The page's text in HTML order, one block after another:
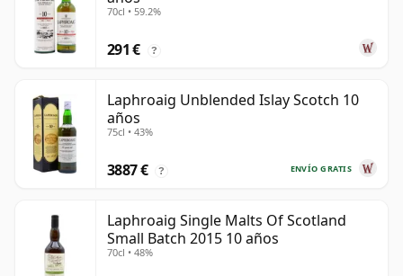
70cl • 59.2%
291 € ?
Laphroaig Unblended Islay Scotch 10
años
75cl • 43%
ENVÍO GRATIS
3887 € ?
Laphroaig Single Malts Of Scotland
Small Batch 2015 10 años
70cl • 48%